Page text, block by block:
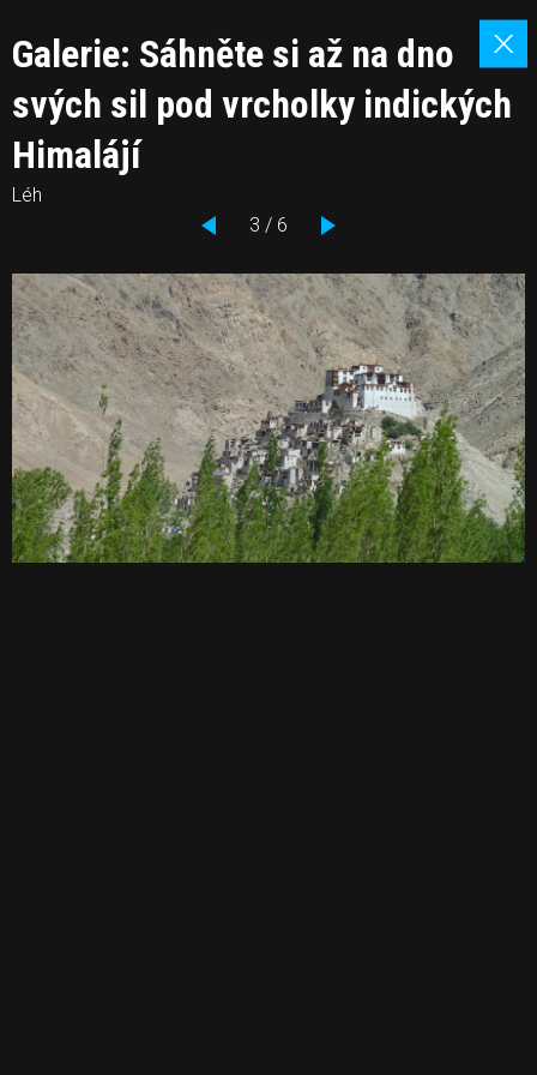
Galerie: Sáhněte si až na dno
svých sil pod vrcholky indických
Himalájí
Léh
3 / 6